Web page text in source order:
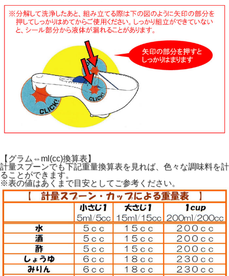
【グラム⇔ml(cc)換算表】
計量スプーンでも下記重量換算表を見れば、色々な調味料を計
ることができます。
※表の値はあくまで目安としてご参考ください。